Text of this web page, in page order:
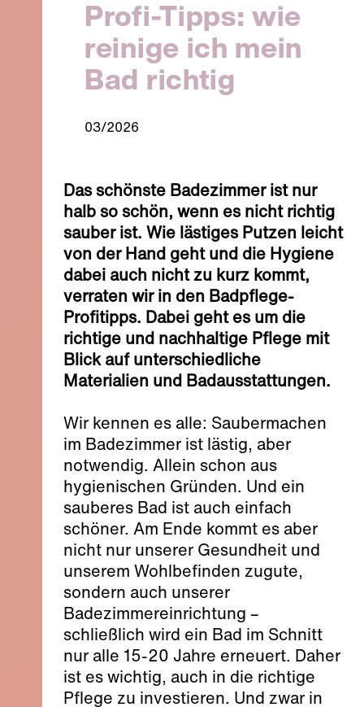
Profi-Tipps: wie
reinige ich mein
Bad richtig
03/2026
Das schönste Badezimmer ist nur
halb so schön, wenn es nicht richtig
sauber ist. Wie lästiges Putzen leicht
von der Hand geht und die Hygiene
dabei auch nicht zu kurz kommt,
verraten wir in den Badpflege-
Profitipps. Dabei geht es um die
richtige und nachhaltige Pflege mit
Blick auf unterschiedliche
Materialien und Badausstattungen.
Wir kennen es alle: Saubermachen
im Badezimmer ist lästig, aber
notwendig. Allein schon aus
hygienischen Gründen. Und ein
sauberes Bad ist auch einfach
schöner. Am Ende kommt es aber
nicht nur unserer Gesundheit und
unserem Wohlbefinden zugute,
sondern auch unserer
Badezimmereinrichtung –
schließlich wird ein Bad im Schnitt
nur alle 15-20 Jahre erneuert. Daher
ist es wichtig, auch in die richtige
Pflege zu investieren. Und zwar in